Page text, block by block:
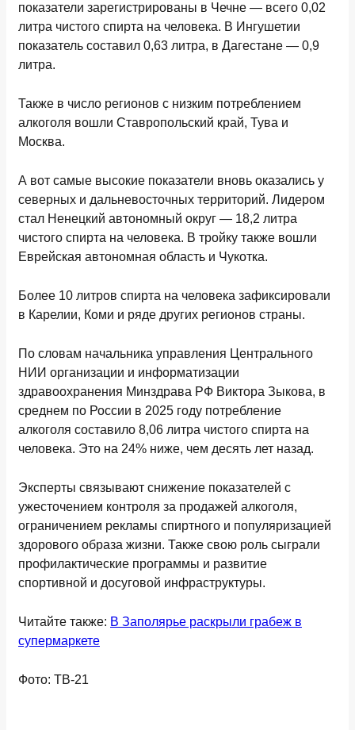
показатели зарегистрированы в Чечне — всего 0,02
литра чистого спирта на человека. В Ингушетии
показатель составил 0,63 литра, в Дагестане — 0,9
литра.
Также в число регионов с низким потреблением
алкоголя вошли Ставропольский край, Тува и
Москва.
А вот самые высокие показатели вновь оказались у
северных и дальневосточных территорий. Лидером
стал Ненецкий автономный округ — 18,2 литра
чистого спирта на человека. В тройку также вошли
Еврейская автономная область и Чукотка.
Более 10 литров спирта на человека зафиксировали
в Карелии, Коми и ряде других регионов страны.
По словам начальника управления Центрального
НИИ организации и информатизации
здравоохранения Минздрава РФ Виктора Зыкова, в
среднем по России в 2025 году потребление
алкоголя составило 8,06 литра чистого спирта на
человека. Это на 24% ниже, чем десять лет назад.
Эксперты связывают снижение показателей с
ужесточением контроля за продажей алкоголя,
ограничением рекламы спиртного и популяризацией
здорового образа жизни. Также свою роль сыграли
профилактические программы и развитие
спортивной и досуговой инфраструктуры.
Читайте также: В Заполярье раскрыли грабеж в
супермаркете
Фото: ТВ-21